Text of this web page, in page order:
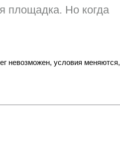
площадка. Но когда
невозможен, условия меняются,